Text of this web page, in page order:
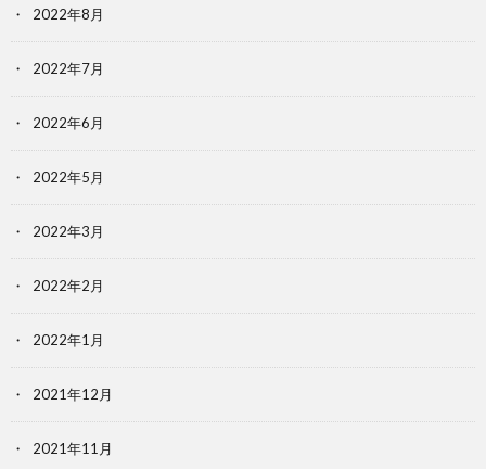
2022年8月
2022年7月
2022年6月
2022年5月
2022年3月
2022年2月
2022年1月
2021年12月
2021年11月